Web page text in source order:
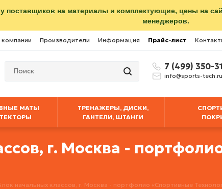
поставщиков на материалы и комплектующие, цены на
менеджеров.
Производители Информация Прайс-лист
7 (499) 350-
info@sports-tech.ru
МАТЫ
ТРЕНАЖЕРЫ, ДИСКИ,
ГАНТЕЛИ, ШТАНГИ
г. Москва -
начальных классов, г. Москва - портфолио «Спортивные